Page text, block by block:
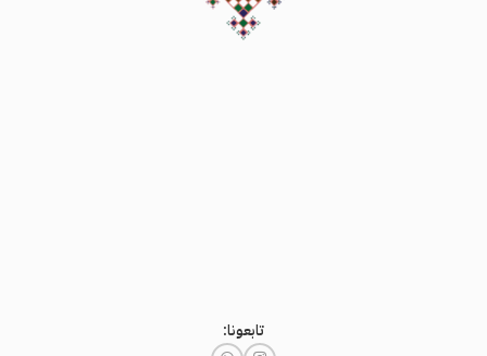
تابعونا: